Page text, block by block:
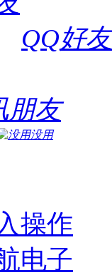
QQ好
朋友
没用
操作
电子